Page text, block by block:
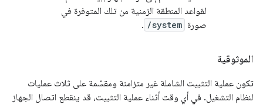
لقواعد المنطقة الزمنية من تلك المتوفرة في
صورة /system
.
الموثوقية
تكون عملية التثبيت الشاملة غير متزامنة ومقسّمة على ثلاث عمليات
لنظام التشغيل. في أي وقت أثناء عملية التثبيت، قد ينقطع اتصال الجهاز